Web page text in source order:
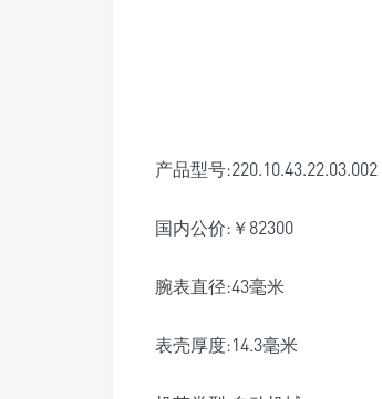
产品型号:220.10.43.22.03.002
国内公价:￥82300
腕表直径:43毫米
表壳厚度:14.3毫米